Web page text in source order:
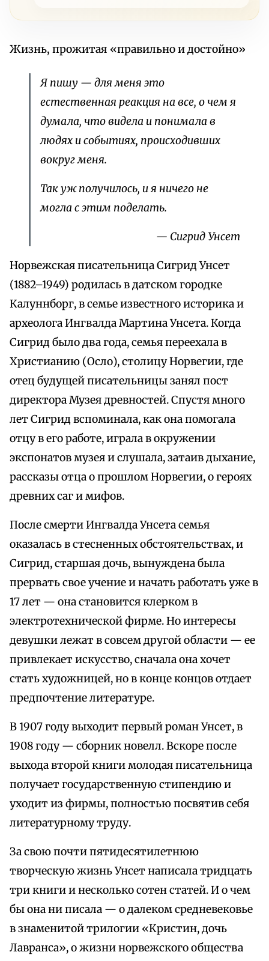
Жизнь, прожитая «правильно и достойно»
Я пишу — для меня это
естественная реакция на все, о чем я
думала, что видела и понимала в
людях и событиях, происходивших
вокруг меня.
Так уж получилось, и я ничего не
могла с этим поделать.
— Сигрид Унсет
Норвежская писательница Сигрид Унсет
(1882–1949) родилась в датском городке
Калуннборг, в семье известного историка и
археолога Ингвалда Мартина Унсета. Когда
Сигрид было два года, семья переехала в
Христианию (Осло), столицу Норвегии, где
отец будущей писательницы занял пост
директора Музея древностей. Спустя много
лет Сигрид вспоминала, как она помогала
отцу в его работе, играла в окружении
экспонатов музея и слушала, затаив дыхание,
рассказы отца о прошлом Норвегии, о героях
древних саг и мифов.
После смерти Ингвалда Унсета семья
оказалась в стесненных обстоятельствах, и
Сигрид, старшая дочь, вынуждена была
прервать свое учение и начать работать уже в
17 лет — она становится клерком в
электротехнической фирме. Но интересы
девушки лежат в совсем другой области — ее
привлекает искусство, сначала она хочет
стать художницей, но в конце концов отдает
предпочтение литературе.
В 1907 году выходит первый роман Унсет, в
1908 году — сборник новелл. Вскоре после
выхода второй книги молодая писательница
получает государственную стипендию и
уходит из фирмы, полностью посвятив себя
литературному труду.
За свою почти пятидесятилетнюю
творческую жизнь Унсет написала тридцать
три книги и несколько сотен статей. И о чем
бы она ни писала — о далеком средневековье
в знаменитой трилогии «Кристин, дочь
Лавранса», о жизни норвежского общества